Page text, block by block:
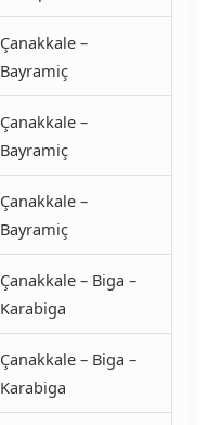
Çanakkale –
Bayramiç
Çanakkale –
Bayramiç
Çanakkale –
Bayramiç
Çanakkale – Biga –
Karabiga
Çanakkale – Biga –
Karabiga